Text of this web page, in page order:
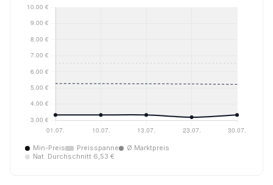
Min-Preis Preisspanne
Ø Marktpreis
Nat. Durchschnitt 6,53 €